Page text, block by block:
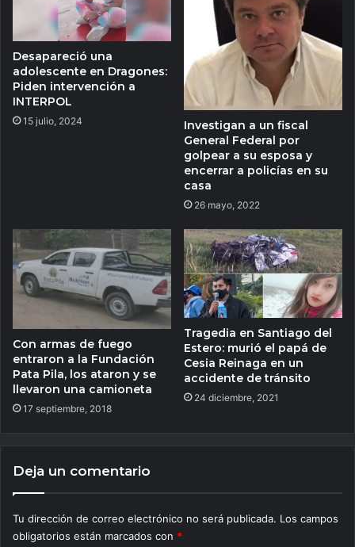
Desapareció una
adolescente en Dragones:
Piden intervención a
INTERPOL
15 julio, 2024
Investigan a un fiscal
General Federal por
golpear a su esposa y
encerrar a policías en su
casa
26 mayo, 2022
Con armas de fuego
entraron a la Fundación
Pata Pila, los ataron y se
llevaron una camioneta
17 septiembre, 2018
Tragedia en Santiago del
Estero: murió el papá de
Cesia Reinaga en un
accidente de tránsito
24 diciembre, 2021
Deja un comentario
Tu dirección de correo electrónico no será publicada. Los campos
obligatorios están marcados con *